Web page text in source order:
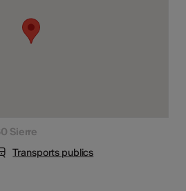
Sierre
Transports publics